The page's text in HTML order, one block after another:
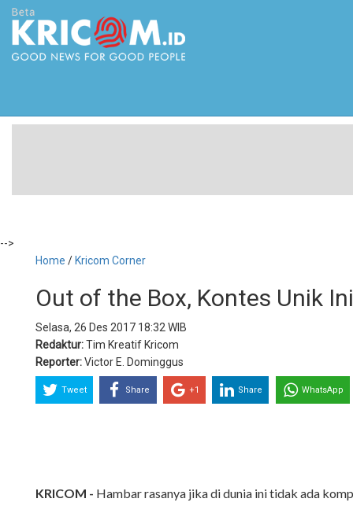
-->
Home / Kricom Corner
Out of the Box, Kontes Unik
Selasa, 26 Des 2017 18:32 WIB
Redaktur:Tim Kreatif Kricom
Reporter:Victor E. Dominggus
Tweet Share +1 Share WhatsApp
KRICOM - Hambar rasanya jika di dunia ini tidak ada